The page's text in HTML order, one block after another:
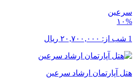
سرعین
۱۰%
1 شب از: ۲۰,۷۰۰,۰۰۰ ریال
هتل آپارتمان ارشاد سرعین